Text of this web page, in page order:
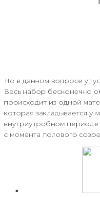
Но в данном вопросе
Весь набор бесконечно
происходит из одной
которая закладывается у
внутриутробном периоде
с момента полового